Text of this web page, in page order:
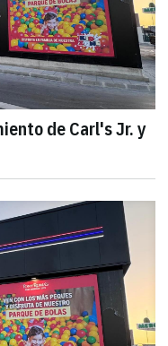
de Carl's Jr. y